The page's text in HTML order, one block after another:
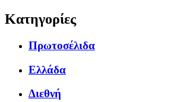
Κατηγορίες
Πρωτοσέλιδα
Ελλάδα
Διεθνή